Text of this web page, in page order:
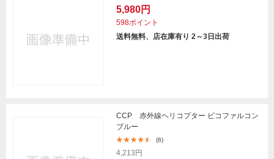
5,980円
598ポイント
送料無料、店在庫有り 2～3日出荷
CCP 赤外線ヘリコプター ピコファルコン
ブルー
(6)
4,213円